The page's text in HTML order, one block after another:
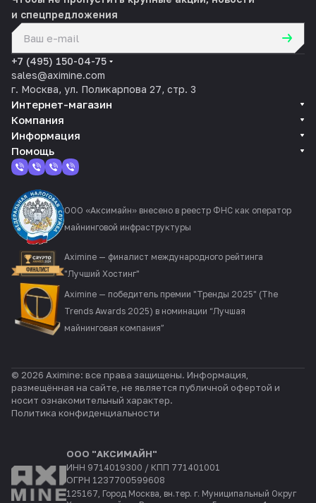
и спецпредложения
+7 (495) 150-04-75
sales@aximine.com
г. Москва, ул. Поликарпова 27, стр. 3
Интернет-магазин
Компания
Информация
Помощь
ООО «Аксимайн» внесено в реестр ФНС как оператор
майнинговой инфраструктуры
Aximine — финалист международного рейтинга
"Лучший Хостинг"
Aximine — победитель премии "Тренды 2025" (The
Trends Awards 2025) в номинации “Лучшая
майнинговая компания”
© 2026 Aximine: все права защищены. Информация,
размещённая на сайте, не является публичной офертой и
носит ознакомительный характер.
Политика конфиденциальности
ООО "АКСИМАЙН"
ИНН 9714019300 / КПП 771401001
ОГРН 1237700599608
125167, Город Москва, вн.тер. г. Муниципальный Округ